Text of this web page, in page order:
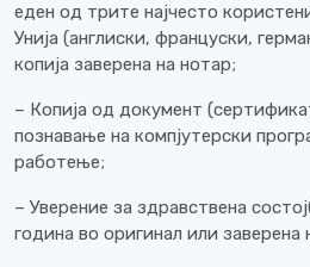
еден од трите најчесто
Унија (англиски, француски,
копија заверена на нотар;
– Копија од документ
познавање на компјутерски
работење;
– Уверение за здравствена
година во оригинал или заверена